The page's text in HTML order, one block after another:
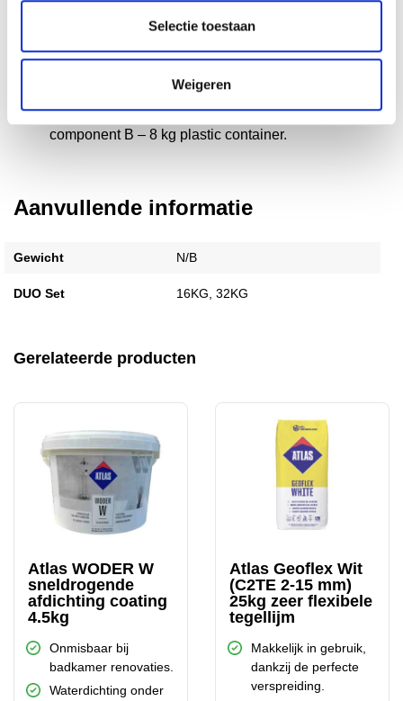
Selectie toestaan
Weigeren
Set van 16 kg in een plastic emmer: component A – 2
component B – 8 kg plastic container.
Aanvullende informatie
Gewicht N/B
DUO Set 16KG, 32KG
Gerelateerde producten
Atlas WODER W
sneldrogende
afdichting coating
4.5kg
Onmisbaar bij
badkamer renovaties.
Waterdichting onder
Atlas Geoflex Wit
(C2TE 2-15 mm)
25kg zeer flexibele
tegellijm
Makkelijk in gebruik,
dankzij de perfecte
verspreiding.